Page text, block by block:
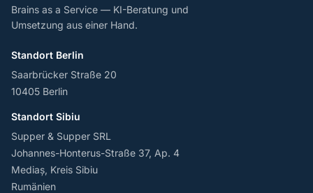
Brains as a Service — KI-Beratung und
Umsetzung aus einer Hand.
Standort Berlin
Saarbrücker Straße 20
10405 Berlin
Standort Sibiu
Supper & Supper SRL
Johannes-Honterus-Straße 37, Ap. 4
Mediaș, Kreis Sibiu
Rumänien